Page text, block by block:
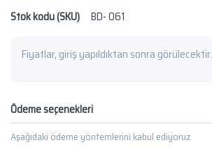
Stok kodu (SKU)
BD- 061
Fiyatlar, giriş yapıldıktan sonra görülecektir.
Ödeme seçenekleri
Aşağıdaki ödeme yöntemlerini kabul ediyoruz